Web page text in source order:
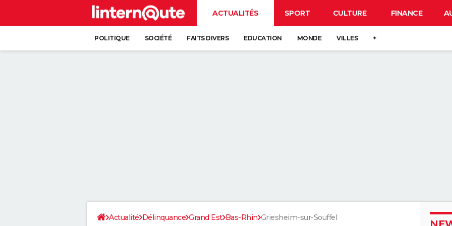
ACTUALITÉS SPORT CULTURE FINANCE
POLITIQUE SOCIÉTÉ FAITS DIVERS EDUCATION MONDE VILLES +
Actualité Délinquance Grand Est Bas-Rhin Griesheim-sur-Souffel